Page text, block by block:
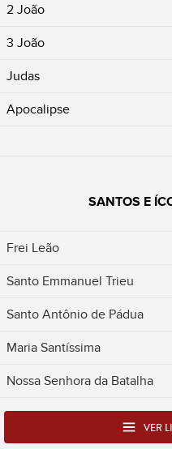
2 João
3 João
Judas
Apocalipse
SANTOS E
Frei Leão
Santo Emmanuel Trieu
Santo Antônio de Pádua
Maria Santíssima
Nossa Senhora da Batalha
VER